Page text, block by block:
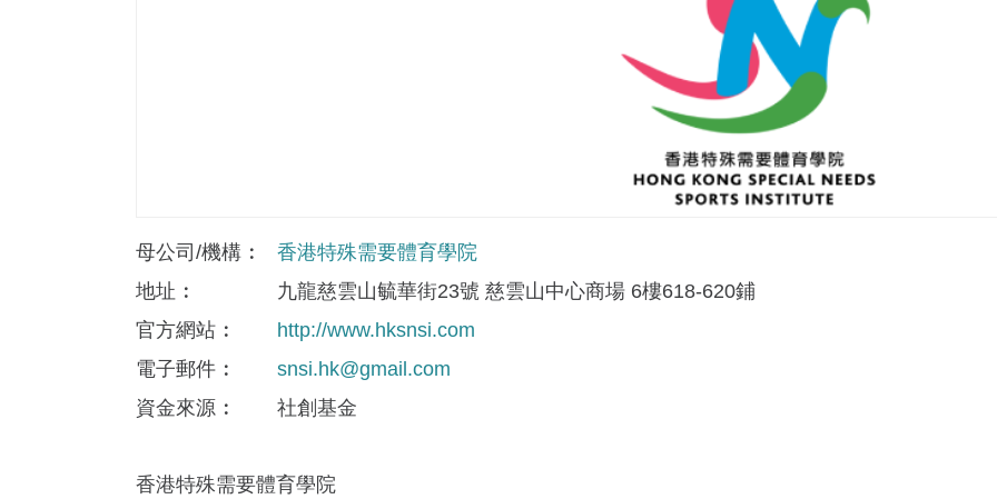
母公司/機構
香港特殊需要體育學院
地址
九龍慈雲山毓華街23號 慈雲山中心商場 6樓618-620鋪
官方網站
http://www.hksnsi.com
電子郵件
snsi.hk@gmail.com
資金來​源
社創基金
香港特殊需要體育學院